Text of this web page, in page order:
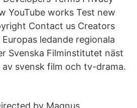
YouTube works Test new
Contact us Creators
ledande regionala
Svenska Filminstitutet näst
svensk film och tv-drama.
by Magnus